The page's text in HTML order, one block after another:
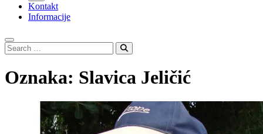
Kontakt
Informacije
Search
…
Oznaka: Slavica Jeličić